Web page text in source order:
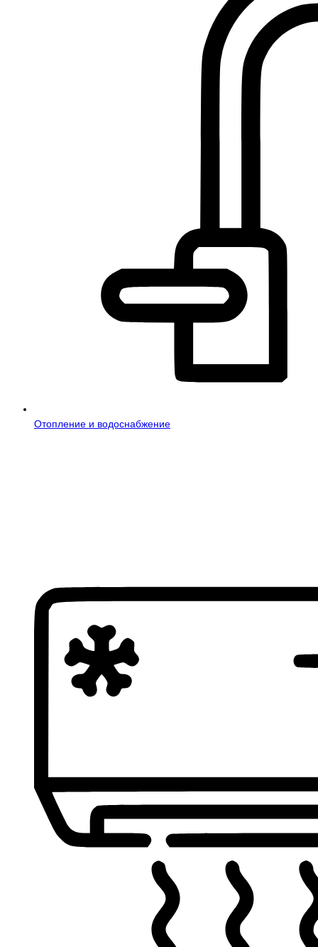
Отопление и водоснабжение